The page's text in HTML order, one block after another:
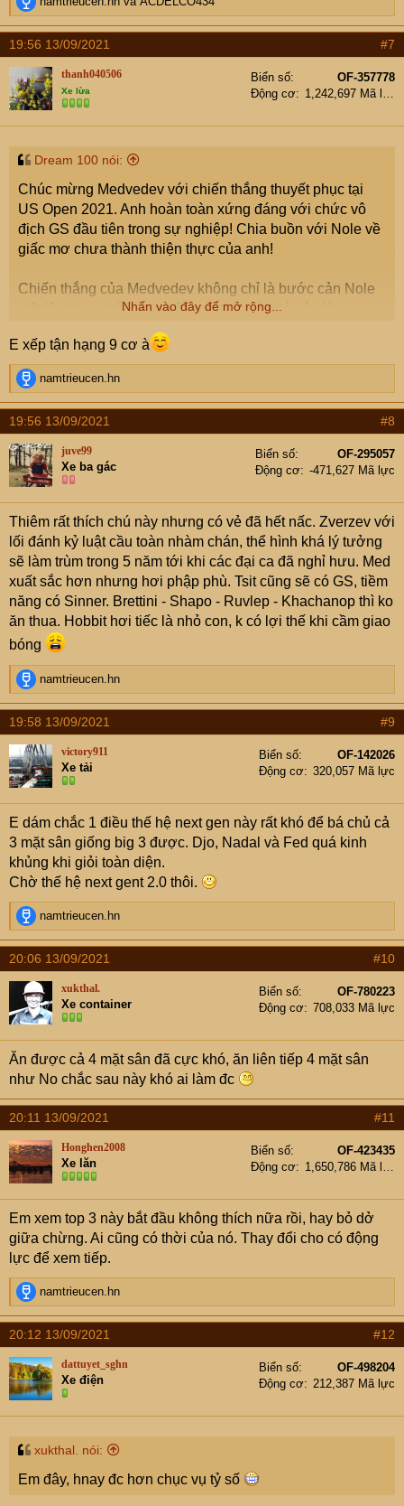
e
a
c
t
i
o
n
s
19:56 13/09/2021 #7
thanh040506
Xe lừa
Biển số
OF-357778
Động cơ
1,242,697 Mã lực
Dream 100 nói:
Chúc mừng Medvedev với chiến thắng thuyết phục tại
US Open 2021. Anh hoàn toàn xứng đáng với chức vô
địch GS đầu tiên trong sự nghiệp! Chia buồn với Nole về
giấc mơ chưa thành thiện thực của anh!
Chiến thắng của Medvedev không chỉ là bước cản Nole
viết lên trang mới cho quần vợt thế giới mà còn là sự
với tam trụ (Big3)!
Sau chiến thắng ấn tượng của Medvedev đêm qua, căn
cứ vào phong độ hiện tại, tình trạng sức khỏe và tuổi tác...
người hâm mộ quần vợt có thể đặt ra nhiều câu hỏi:
Phải chăng triều đại thống trị của Big3 đã chấm
dứt?
Liệu nhóm bám đuổi (G5) đã đủ sức chiếm lĩnh sân
chơi quần vợt lớn nhất của thế giới?
Liệu sẽ có Big3 mới (Nole, Medvedev, Zverev) hoặc
nhóm mới (G5+Nole)?
Cơ hội nào cho Nole giành GS thứ 21 và +++?
Khả năng hạ cánh/tái xuất của Federer và Nadal
trong thi đấu quần vợt đỉnh cao?
Cuối cùng, các ứng viên (nhóm kế cận) nào sẽ
năm tới?
View attachment 6504744
View attachment 6504743
View attachment 6504748
Mời các cụ/mợ vào phân tích, bình loạn, chém gió và bốc
xukthal. juve99, Vo_thuong dattuyet_sghn Booong
Langthang_Mercedes , miit90 rachfan
thanh040506
, vneseman AkiraBin VW Golf 02 Quỳnh Ốc
thientudolong
, Vova Lacet_ti Leanh65
Nhấn vào đây để mở rộng...
E xếp tận hạng 9 cơ à
R
e
a
c
t
i
o
n
s
:
namtrieucen.hn
19:56 13/09/2021 #8
juve99
Xe ba gác
Biển số
OF-295057
Động cơ
-471,627 Mã lực
Thiêm rất thích chú này nhưng có vẻ đã hết nấc. Zverzev với
lối đánh kỷ luật cầu toàn nhàm chán, thể hình khá lý tưởng
sẽ làm trùm trong 5 năm tới khi các đại ca đã nghỉ hưu. Med
xuất sắc hơn nhưng hơi phập phù. Tsit cũng sẽ có GS, tiềm
năng có Sinner. Brettini - Shapo - Ruvlep - Khachanop thì ko
ăn thua. Hobbit hơi tiếc là nhỏ con, k có lợi thế khi cầm giao
bóng
R
e
a
c
t
i
o
n
s
:
namtrieucen.hn
19:58 13/09/2021 #9
victory911
Xe tải
Biển số
OF-142026
Động cơ
320,057 Mã lực
E dám chắc 1 điều thế hệ next gen này rất khó để bá chủ cả
3 mặt sân giống big 3 được. Djo, Nadal và Fed quá kinh
khủng khi giỏi toàn diện.
Chờ thế hệ next gent 2.0 thôi.
R
e
a
c
t
i
o
n
s
:
namtrieucen.hn
20:06 13/09/2021 #10
xukthal.
Xe container
Biển số
OF-780223
Động cơ
708,033 Mã lực
Ăn được cả 4 mặt sân đã cực khó, ăn liên tiếp 4 mặt sân
như No chắc sau này khó ai làm đc
20:11 13/09/2021 #11
Honghen2008
Xe lăn
Biển số
OF-423435
Động cơ
Em xem top 3 này bắt đầu không thích nữa rồi, hay bỏ dở
giữa chừng. Ai cũng có thời của nó. Thay đổi cho có động
lực để xem tiếp.
R
e
a
c
t
i
o
n
s
namtrieucen.hn
20:12 13/09/2021 #12
dattuyet_sghn
Xe điện
Biển số
OF-498204
Động cơ
212,387 Mã lực
xukthal. nói:
Em đây, hnay đc hơn chục vụ tỷ số